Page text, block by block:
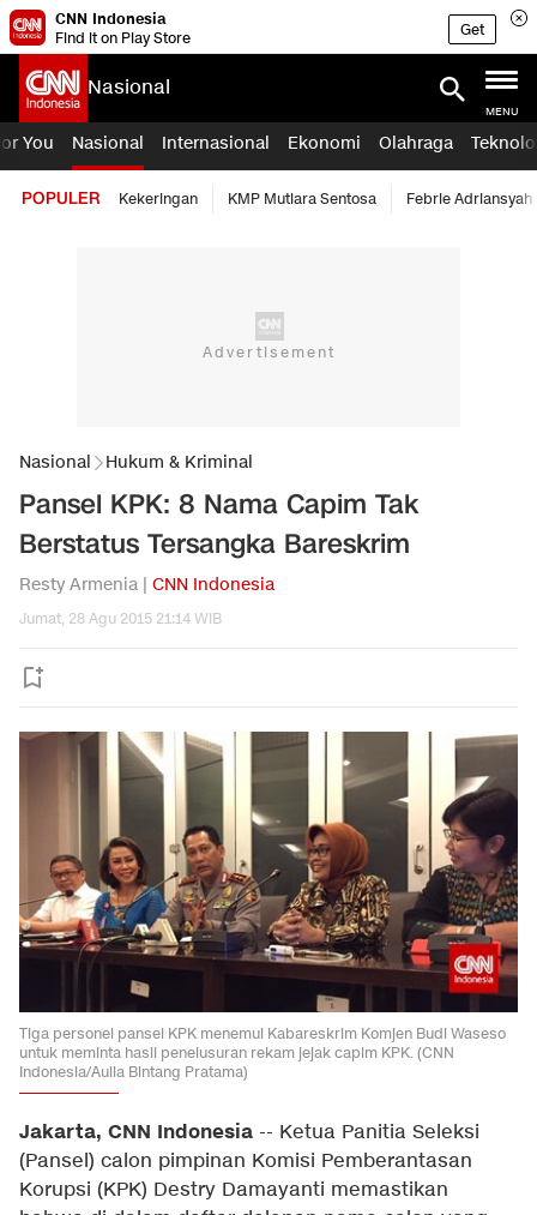
CNN Indonesia
Find it on Play Store
Get
Nasional
MENU
You Nasional Internasional Ekonomi Olahraga
POPULER Kekeringan KMP Mutiara Sentosa Febrie Adriansyah
Nasional Hukum & Kriminal
Pansel KPK: 8 Nama Capim Tak
Berstatus Tersangka Bareskrim
Resty Armenia | CNN Indonesia
Jumat, 28 Agu 2015 21:14 WIB
Tiga personel pansel KPK menemui Kabareskrim Komjen Budi Waseso
untuk meminta hasil penelusuran rekam jejak capim KPK. (CNN
Indonesia/Aulia Bintang Pratama)
Jakarta, CNN Indonesia -- Ketua Panitia Seleksi
(Pansel) calon pimpinan Komisi Pemberantasan
Korupsi (KPK) Destry Damayanti memastikan